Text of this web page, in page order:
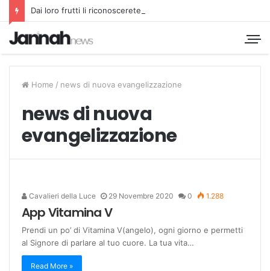
Dai loro frutti li riconoscerete
Home / news di nuova evangelizzazione
news di nuova
evangelizzazione
Cavalieri della Luce 29 Novembre 2020 0 1.288
App Vitamina V
Prendi un po’ di Vitamina V(angelo), ogni giorno e permetti
al Signore di parlare al tuo cuore. La tua vita…
Read More »